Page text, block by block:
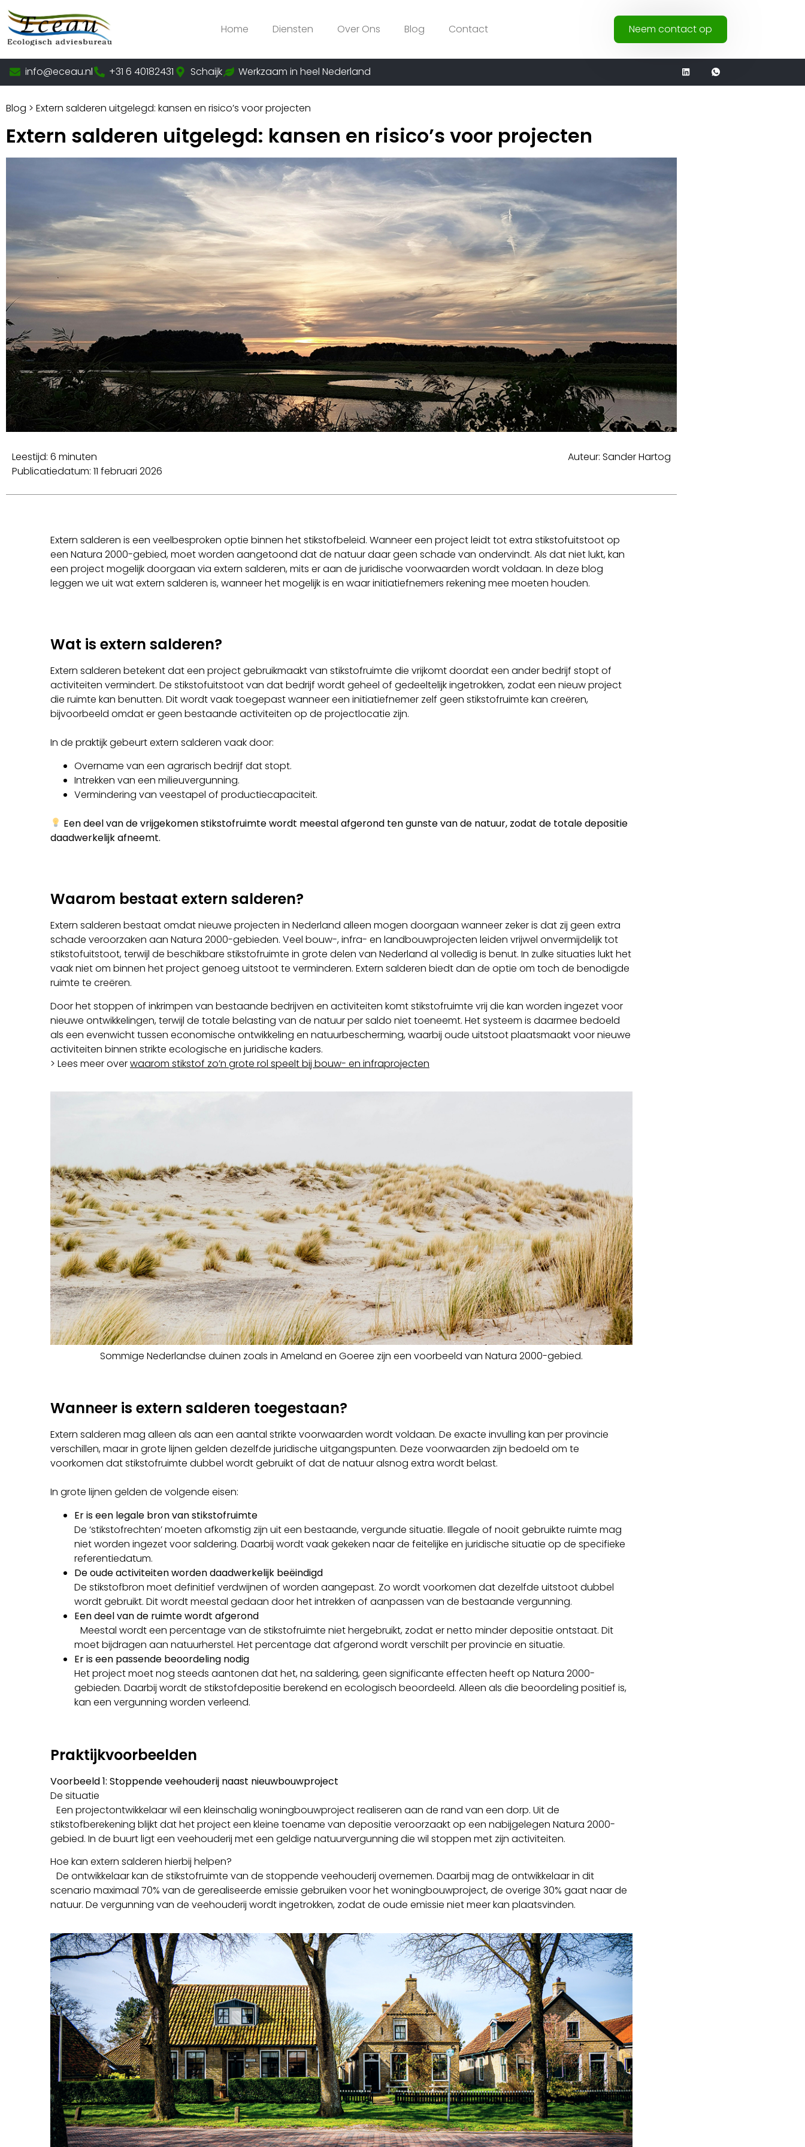
Home Diensten Over Ons Blog Contact Neem contact op
info@eceau.nl +31 6 40182431 Schaijk Werkzaam in heel Nederland
Blog > Extern salderen uitgelegd: kansen en risico’s voor projecten
Extern salderen uitgelegd: kansen en risico’s voor projecten
Leestijd: 6 minuten
Publicatiedatum: 11 februari 2026
Auteur: Sander Hartog
Extern salderen is een veelbesproken optie binnen het stikstofbeleid. Wanneer een project leidt tot extra stikstofuitstoot op
een Natura 2000-gebied, moet worden aangetoond dat de natuur daar geen schade van ondervindt. Als dat niet lukt, kan
een project mogelijk doorgaan via extern salderen, mits er aan de juridische voorwaarden wordt voldaan. In deze blog
leggen we uit wat extern salderen is, wanneer het mogelijk is en waar initiatiefnemers rekening mee moeten houden.
Wat is extern salderen?
Extern salderen betekent dat een project gebruikmaakt van stikstofruimte die vrijkomt doordat een ander bedrijf stopt of
activiteiten vermindert. De stikstofuitstoot van dat bedrijf wordt geheel of gedeeltelijk ingetrokken, zodat een nieuw project
die ruimte kan benutten. Dit wordt vaak toegepast wanneer een initiatiefnemer zelf geen stikstofruimte kan creëren,
bijvoorbeeld omdat er geen bestaande activiteiten op de projectlocatie zijn.
In de praktijk gebeurt extern salderen vaak door:
Overname van een agrarisch bedrijf dat stopt.
Intrekken van een milieuvergunning.
Vermindering van veestapel of productiecapaciteit.
Een deel van de vrijgekomen stikstofruimte wordt meestal afgerond ten gunste van de natuur, zodat de totale depositie
daadwerkelijk afneemt.
Waarom bestaat extern salderen?
Extern salderen bestaat omdat nieuwe projecten in Nederland alleen mogen doorgaan wanneer zeker is dat zij geen extra
schade veroorzaken aan Natura 2000-gebieden. Veel bouw-, infra- en landbouwprojecten leiden vrijwel onvermijdelijk tot
stikstofuitstoot, terwijl de beschikbare stikstofruimte in grote delen van Nederland al volledig is benut. In zulke situaties lukt het
vaak niet om binnen het project genoeg uitstoot te verminderen. Extern salderen biedt dan de optie om toch de benodigde
ruimte te creëren.
Door het stoppen of inkrimpen van bestaande bedrijven en activiteiten komt stikstofruimte vrij die kan worden ingezet voor
nieuwe ontwikkelingen, terwijl de totale belasting van de natuur per saldo niet toeneemt. Het systeem is daarmee bedoeld
als een evenwicht tussen economische ontwikkeling en natuurbescherming, waarbij oude uitstoot plaatsmaakt voor nieuwe
activiteiten binnen strikte ecologische en juridische kaders.
> Lees meer overwaarom stikstof zo’n grote rol speelt bij bouw- en infraprojecten
Sommige Nederlandse duinen zoals in Ameland en Goeree zijn een voorbeeld van Natura 2000-gebied.
Wanneer is extern salderen toegestaan?
Extern salderen mag alleen als aan een aantal strikte voorwaarden wordt voldaan. De exacte invulling kan per provincie
verschillen, maar in grote lijnen gelden dezelfde juridische uitgangspunten. Deze voorwaarden zijn bedoeld om te
voorkomen dat stikstofruimte dubbel wordt gebruikt of dat de natuur alsnog extra wordt belast.
In grote lijnen gelden de volgende eisen:
Er is een legale bron van stikstofruimte
De ‘stikstofrechten’ moeten afkomstig zijn uit een bestaande, vergunde situatie. Illegale of nooit gebruikte ruimte mag
niet worden ingezet voor saldering. Daarbij wordt vaak gekeken naar de feitelijke en juridische situatie op de specifieke
referentiedatum.
De oude activiteiten worden daadwerkelijk beëindigd
De stikstofbron moet definitief verdwijnen of worden aangepast. Zo wordt voorkomen dat dezelfde uitstoot dubbel
wordt gebruikt. Dit wordt meestal gedaan door het intrekken of aanpassen van de bestaande vergunning.
Een deel van de ruimte wordt afgerond
Meestal wordt een percentage van de stikstofruimte niet hergebruikt, zodat er netto minder depositie ontstaat. Dit
moet bijdragen aan natuurherstel. Het percentage dat afgerond wordt verschilt per provincie en situatie.
Er is een passende beoordeling nodig
Het project moet nog steeds aantonen dat het, na saldering, geen significante effecten heeft op Natura 2000-
gebieden. Daarbij wordt de stikstofdepositie berekend en ecologisch beoordeeld. Alleen als die beoordeling positief is,
kan een vergunning worden verleend.
Praktijkvoorbeelden
Voorbeeld 1: Stoppende veehouderij naast nieuwbouwproject
De situatie
Een projectontwikkelaar wil een kleinschalig woningbouwproject realiseren aan de rand van een dorp. Uit de
stikstofberekening blijkt dat het project een kleine toename van depositie veroorzaakt op een nabijgelegen Natura 2000-
gebied. In de buurt ligt een veehouderij met een geldige natuurvergunning die wil stoppen met zijn activiteiten.
Hoe kan extern salderen hierbij helpen?
De ontwikkelaar kan de stikstofruimte van de stoppende veehouderij overnemen. Daarbij mag de ontwikkelaar in dit
scenario maximaal 70% van de gerealiseerde emissie gebruiken voor het woningbouwproject, de overige 30% gaat naar de
natuur. De vergunning van de veehouderij wordt ingetrokken, zodat de oude emissie niet meer kan plaatsvinden.